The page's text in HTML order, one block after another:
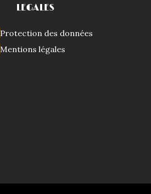
LEGALES
Protection des données
Mentions légales